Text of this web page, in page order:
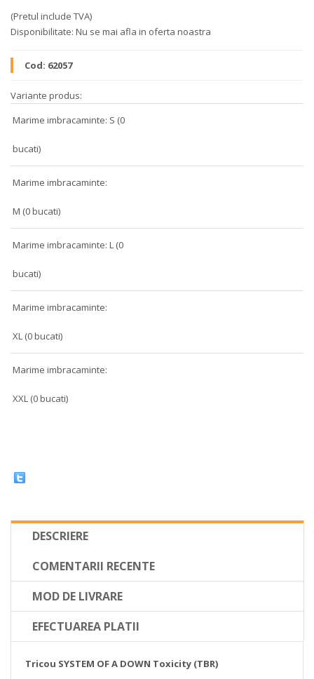
(Pretul include TVA)
Disponibilitate: Nu se mai afla in oferta noastra
Cod: 62057
Variante produs:
Marime imbracaminte: S (0
bucati)
Marime imbracaminte:
M (0 bucati)
Marime imbracaminte: L (0
bucati)
Marime imbracaminte:
XL (0 bucati)
Marime imbracaminte:
XXL (0 bucati)
DESCRIERE
COMENTARII RECENTE
MOD DE LIVRARE
EFECTUAREA PLATII
Tricou SYSTEM OF A DOWN Toxicity (TBR)